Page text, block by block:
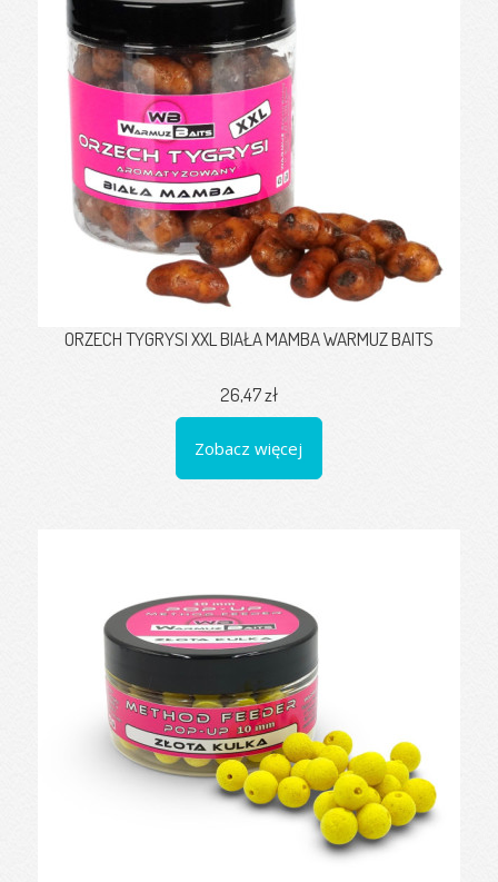
ORZECH TYGRYSI XXL BIAŁA MAMBA WARMUZ BAITS
26,47 zł
Zobacz więcej